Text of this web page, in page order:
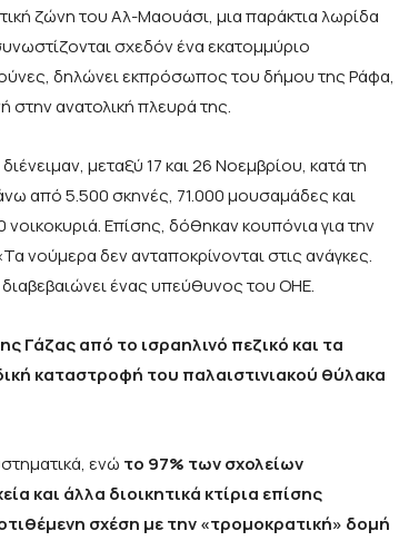
ζώνη του Αλ-Μαουάσι, μια παράκτια λωρίδα
σχεδόν ένα εκατομμύριο
δηλώνει εκπρόσωπος του δήμου της Ράφα,
στην ανατολική πλευρά της.
μεταξύ 17 και 26 Νοεμβρίου, κατά τη
από 5.500 σκηνές, 71.000 μουσαμάδες και
Επίσης, δόθηκαν κουπόνια για την
νούμερα δεν ανταποκρίνονται στις ανάγκες.
ένας υπεύθυνος του ΟΗΕ.
Γάζας από το ισραηλινό πεζικό και τα
καταστροφή του παλαιστινιακού θύλακα
ενώ το 97% των σχολείων
και άλλα διοικητικά κτίρια επίσης
σχέση με την «τρομοκρατική» δομή